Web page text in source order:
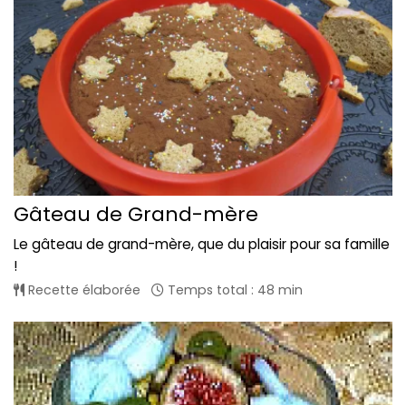
Gâteau de Grand-mère
Le gâteau de grand-mère, que du plaisir pour sa famille
!
Recette élaborée Temps total : 48 min